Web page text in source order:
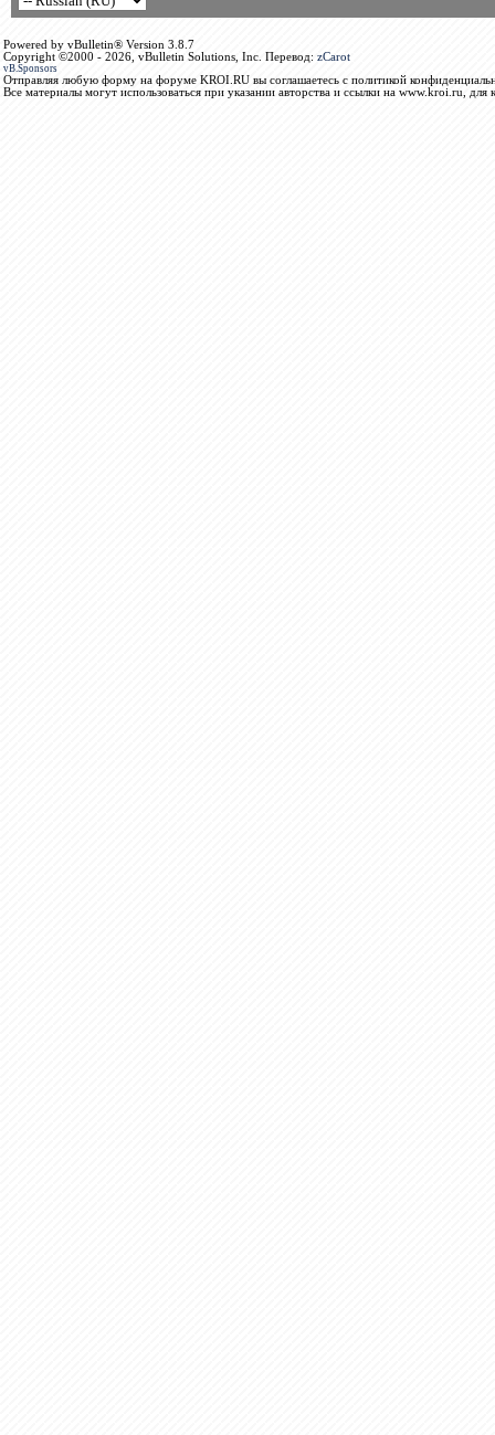
Powered by vBulletin® Version 3.8.7
Copyright ©2000 - 2026, vBulletin Solutions, Inc. Перевод: zCarot
vB.Sponsors
Отправляя любую форму на форуме KROI.RU вы соглашаетесь с политикой
Все материалы могут использоваться при указании авторства и ссылки на www.kroi.ru, для